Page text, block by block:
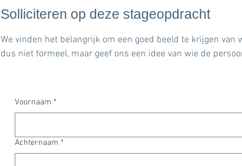
Solliciteren op deze stageopdracht
We vinden het belangrijk om een goed beeld te krijgen
dus niet formeel, maar geef ons een idee van wie de
Voornaam *
Achternaam *